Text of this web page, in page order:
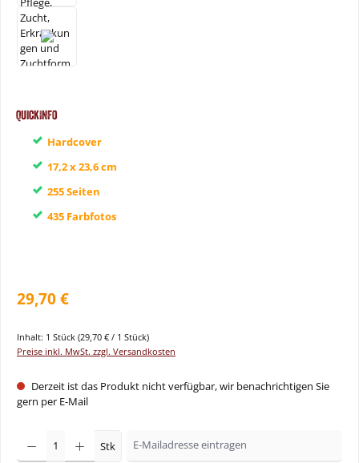
QuickInfo
Hardcover
17,2 x 23,6 cm
255 Seiten
435 Farbfotos
29,70 €
Inhalt: 1 Stück (29,70 € / 1 Stück)
Preise inkl. MwSt. zzgl. Versandkosten
Derzeit ist das Produkt nicht verfügbar, wir benachrichtigen Sie
gern per E-Mail
Stk